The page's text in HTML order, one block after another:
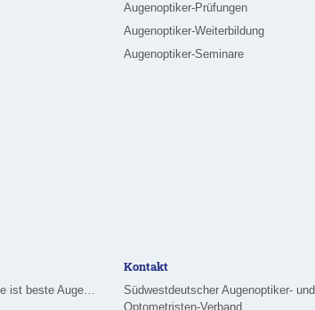
Augenoptiker-Prüfungen
Augenoptiker-Weiterbildung
Augenoptiker-Seminare
Merziger Auszubildende ist beste Augenoptikerin im Saarland
Kontakt
Südwestdeutscher Augenoptiker- und
Optometristen-Verband